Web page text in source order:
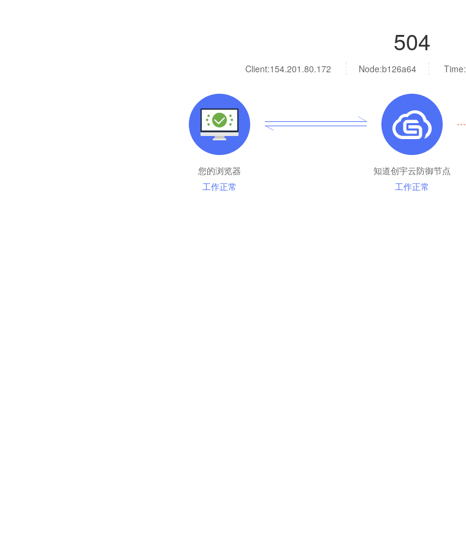
504
Client:154.201.80.172 Node:b126a64 Time:
您的浏览器
工作正常
知道创宇云防御节点
工作正常